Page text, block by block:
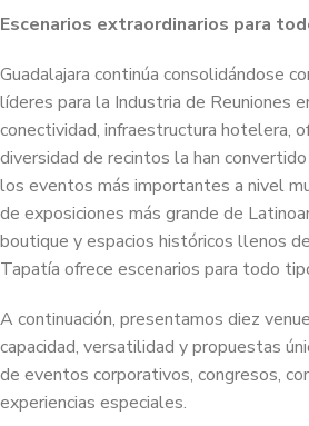
Escenarios extraordinarios para
Guadalajara continúa consolidándose
líderes para la Industria de Reuniones
conectividad, infraestructura hotelera,
diversidad de recintos la han
los eventos más importantes a nivel
de exposiciones más grande de
boutique y espacios históricos llenos
Tapatía ofrece escenarios para todo
A continuación, presentamos diez
capacidad, versatilidad y propuestas
de eventos corporativos, congresos,
experiencias especiales.